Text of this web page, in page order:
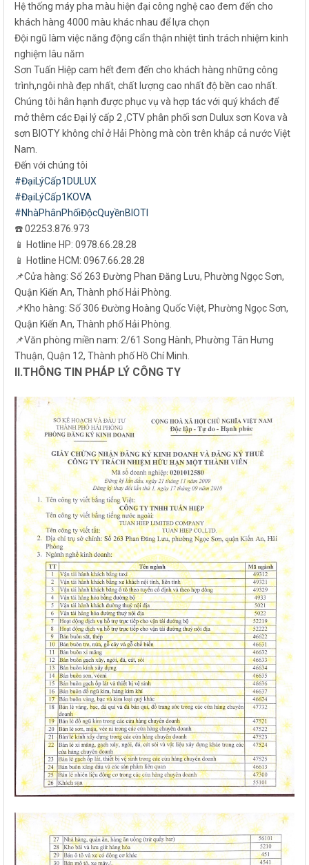
Hệ thống máy pha màu hiện đại công nghệ cao đem đến cho
khách hàng 4000 màu khác nhau để lựa chọn
Đội ngũ làm việc năng động cẩn thận nhiệt tình trách nhiệm kinh
nghiệm lâu năm
Sơn Tuấn Hiệp cam hết đem đến cho khách hàng những công
trình,ngôi nhà đẹp nhất, chất lượng cao nhất độ bền cao nhất.
Chúng tôi hân hạnh được phục vụ và hợp tác với quý khách để
mở thêm các Đại lý cấp 2 ,CTV phân phối sơn Dulux sơn Kova và
sơn BIOTY không chỉ ở Hải Phòng mà còn trên khắp cả nước Việt
Nam.
Đến với chúng tôi
#ĐạiLýCấp1DULUX
#ĐạiLýCấp1KOVA
#NhàPhânPhốiĐộcQuyềnBIOTI
☎️ 02253.876.973
📱 Hotline HP: 0978.66.28.28
📱 Hotline HCM: 0967.66.28.28
📌Cửa hàng: Số 263 Đường Phan Đăng Lưu, Phường Ngọc Sơn,
Quận Kiến An, Thành phố Hải Phòng.
📌Kho hàng: Số 306 Đường Hoàng Quốc Việt, Phường Ngọc Sơn,
Quận Kiến An, Thành phố Hải Phòng.
📌Văn phòng miền nam: 2/61 Song Hành, Phường Tân Hưng
Thuận, Quận 12, Thành phố Hồ Chí Minh.
II.THÔNG TIN PHÁP LÝ CÔNG TY